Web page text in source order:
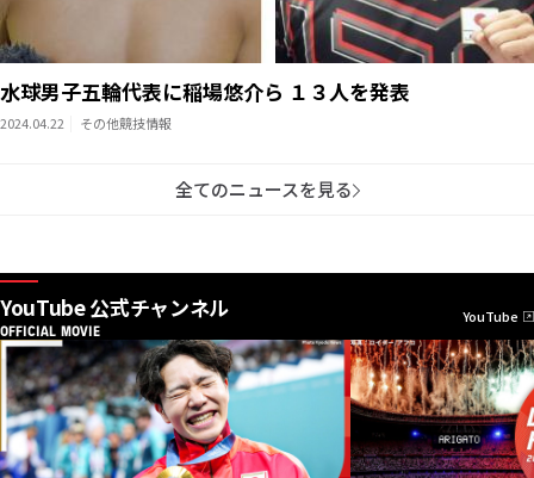
水球男子五輪代表に稲場悠介ら １３人を発表
2024.04.22 その他競技情報
全てのニュースを見る
YouTube 公式チャンネル
OFFICIAL MOVIE
YouTube